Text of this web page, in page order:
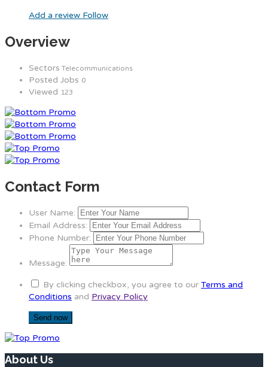
Add a review Follow
Overview
Sectors Telecommunications
Posted Jobs 0
Viewed 123
Contact Form
User Name:
Email Address:
Phone Number:
Message:
By clicking checkbox, you agree to our Terms and
Conditions and Privacy Policy
About Us